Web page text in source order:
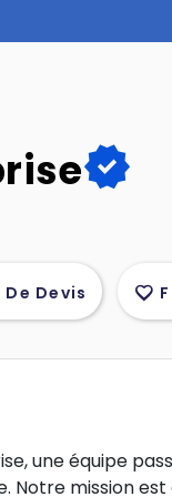
verified
Devis favorite
une équipe
Notre mission